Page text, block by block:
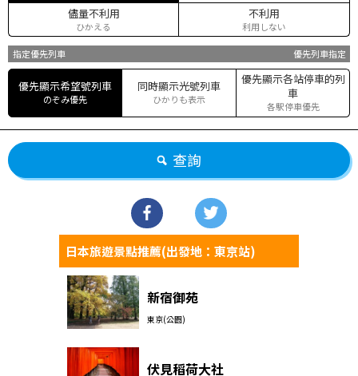
儘量不利用
ひかえる
不利用
利用しない
指定優先列車 優先列車指定
優先顯示希望號列車
のぞみ優先
同時顯示光號列車
ひかりも表示
優先顯示各站停車的列
車
各駅停車優先
查詢
日本旅遊景點推薦(出發地：東京站)
新宿御苑
東京(公園)
伏見稻荷大社